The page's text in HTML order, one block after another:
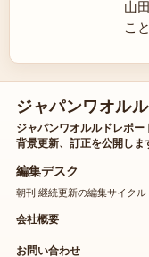
山
こ
ジャパンワオル
ジャパンワオルルドレポー
背景更新、訂正を公開しま
編集デスク
朝刊 継続更新の編集サイクル
会社概要
お問い合わせ